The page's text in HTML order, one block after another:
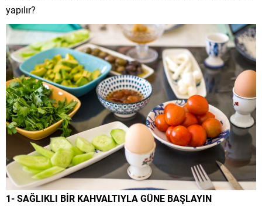
yapılır?
1- SAĞLIKLI BİR KAHVALTIYLA GÜNE BAŞLAYIN